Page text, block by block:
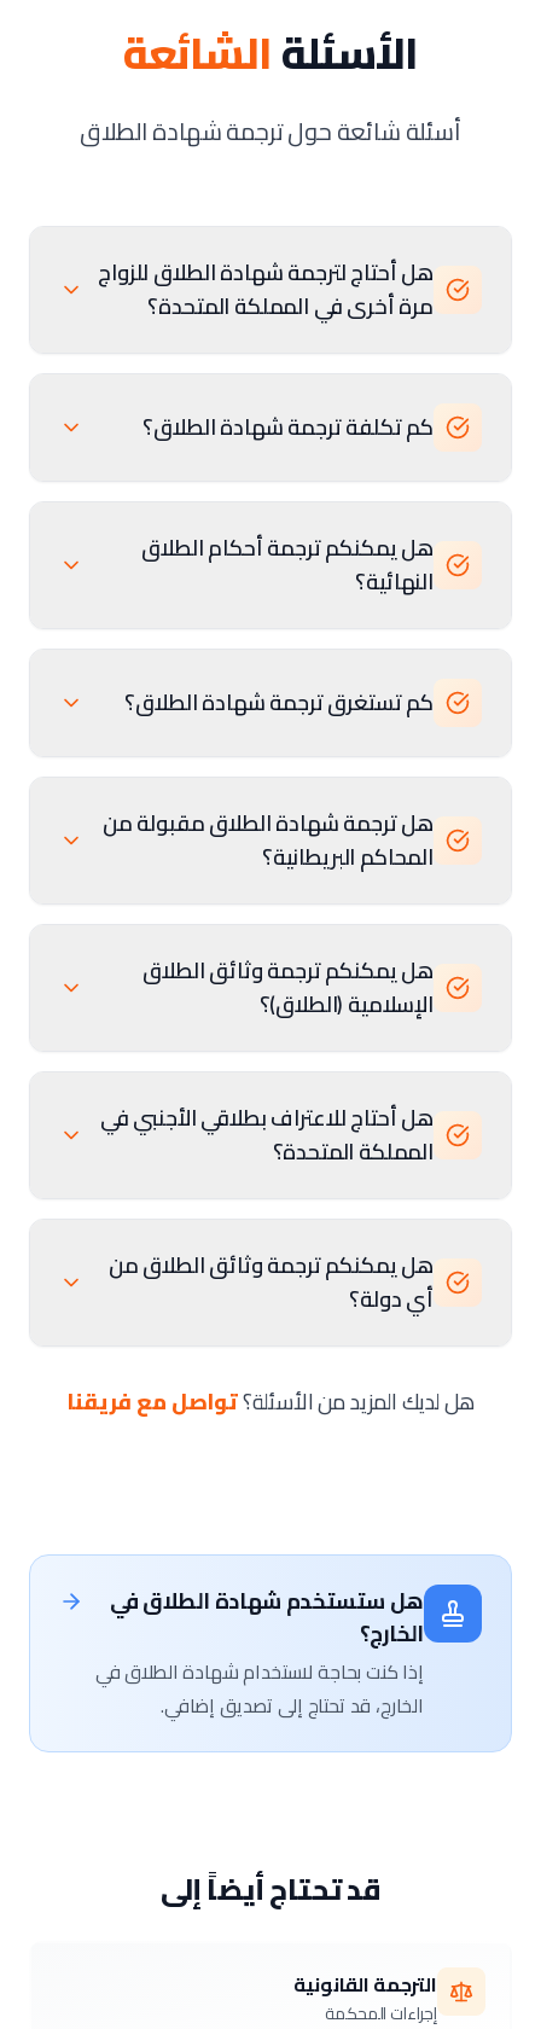
الأسئلةالشائعة
أسئلة شائعة حول ترجمة شهادة الطلاق
هل أحتاج لترجمة شهادة الطلاق للزواج
مرة أخرى في المملكة المتحدة؟
كم تكلفة ترجمة شهادة الطلاق؟
هل يمكنكم ترجمة أحكام الطلاق
النهائية؟
كم تستغرق ترجمة شهادة الطلاق؟
هل ترجمة شهادة الطلاق مقبولة من
المحاكم البريطانية؟
هل يمكنكم ترجمة وثائق الطلاق
الإسلامية (الطلاق)؟
هل أحتاج للاعتراف بطلاقي الأجنبي في
المملكة المتحدة؟
هل يمكنكم ترجمة وثائق الطلاق من
أي دولة؟
هل لديك المزيد من الأسئلة؟تواصل مع فريقنا
هل ستستخدم شهادة الطلاق في
الخارج؟
إذا كنت بحاجة لاستخدام شهادة الطلاق في
الخارج، قد تحتاج إلى تصديق إضافي.
قد تحتاج أيضاً إلى
الترجمة القانونية
إجراءات المحكمة